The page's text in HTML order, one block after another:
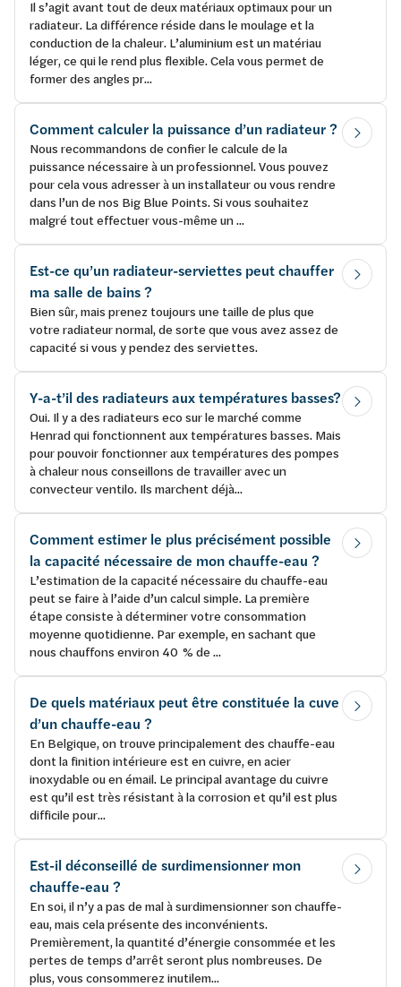
Il s’agit avant tout de deux matériaux optimaux pour un
radiateur. La différence réside dans le moulage et la
conduction de la chaleur. L’aluminium est un matériau
léger, ce qui le rend plus flexible. Cela vous permet de
former des angles pr...
Comment calculer la puissance d’un radiateur ?
Nous recommandons de confier le calcule de la
puissance nécessaire à un professionnel. Vous pouvez
pour cela vous adresser à un installateur ou vous rendre
dans l’un de nos Big Blue Points. Si vous souhaitez
malgré tout effectuer vous-même un ...
Est-ce qu’un radiateur-serviettes peut chauffer
ma salle de bains ?
Bien sûr, mais prenez toujours une taille de plus que
votre radiateur normal, de sorte que vous avez assez de
capacité si vous y pendez des serviettes.
Y-a-t’il des radiateurs aux températures basses?
Oui. Il y a des radiateurs eco sur le marché comme
Henrad qui fonctionnent aux températures basses. Mais
pour pouvoir fonctionner aux températures des pompes
à chaleur nous conseillons de travailler avec un
convecteur ventilo. Ils marchent déjà...
Comment estimer le plus précisément possible
la capacité nécessaire de mon chauffe-eau ?
L’estimation de la capacité nécessaire du chauffe-eau
peut se faire à l’aide d’un calcul simple. La première
étape consiste à déterminer votre consommation
moyenne quotidienne. Par exemple, en sachant que
nous chauffons environ 40 % de ...
De quels matériaux peut être constituée la cuve
d’un chauffe-eau ?
En Belgique, on trouve principalement des chauffe-eau
dont la finition intérieure est en cuivre, en acier
inoxydable ou en émail. Le principal avantage du cuivre
est qu’il est très résistant à la corrosion et qu’il est plus
difficile pour...
Est-il déconseillé de surdimensionner mon
chauffe-eau ?
En soi, il n’y a pas de mal à surdimensionner son chauffe-
eau, mais cela présente des inconvénients.
Premièrement, la quantité d’énergie consommée et les
pertes de temps d’arrêt seront plus nombreuses. De
plus, vous consommerez inutilem...